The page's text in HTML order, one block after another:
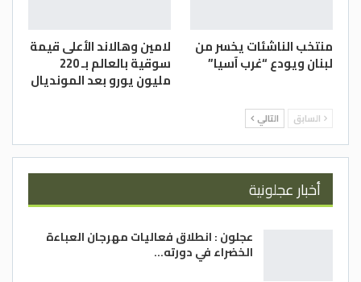
منتخب الناشئات يخسر من
لبنان ويودع “غرب آسيا”
لامين وهالاند الأعلى قيمة
سوقية بالعالم بـ 220
مليون يورو بعد المونديال
السابق التالي
أخبار عجلونية
عجلون : انطلاق فعاليات مهرجان العباءة
الخضراء في دورته…